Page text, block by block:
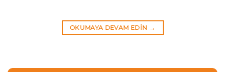
OKUMAYA DEVAM EDIN →